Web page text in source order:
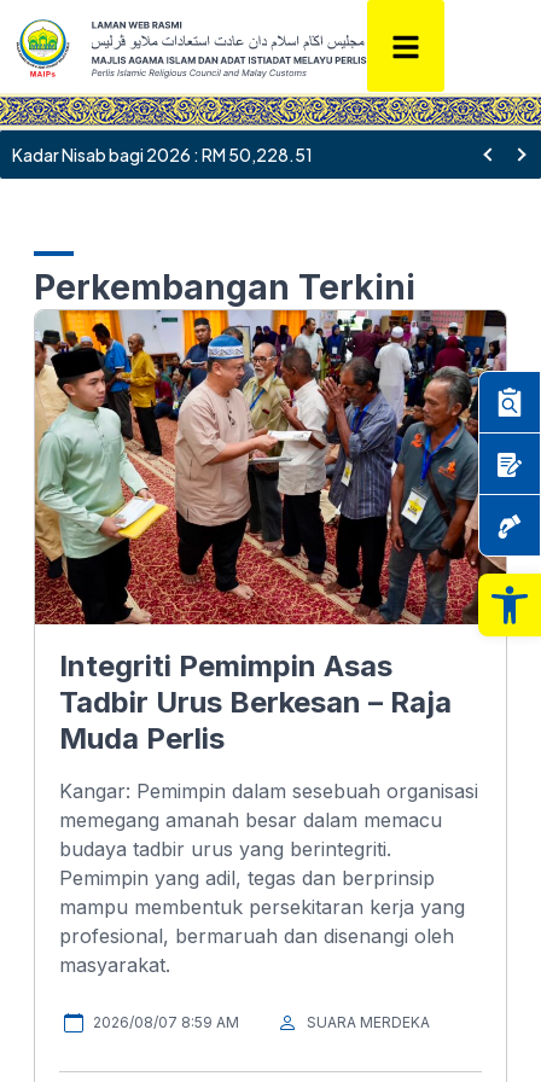
Kadar Nisab bagi 2026 : RM 50,228.51
Perkembangan Terkini
Integriti Pemimpin Asas
Tadbir Urus Berkesan – Raja
Muda Perlis
Kangar: Pemimpin dalam sesebuah organisasi
memegang amanah besar dalam memacu
budaya tadbir urus yang berintegriti.
Pemimpin yang adil, tegas dan berprinsip
mampu membentuk persekitaran kerja yang
profesional, bermaruah dan disenangi oleh
masyarakat.
2026/08/07 8:59 AM SUARA MERDEKA